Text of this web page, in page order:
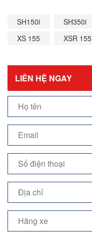
SH150i SH350i
XS 155
XSR 155
LIÊN HỆ NGAY